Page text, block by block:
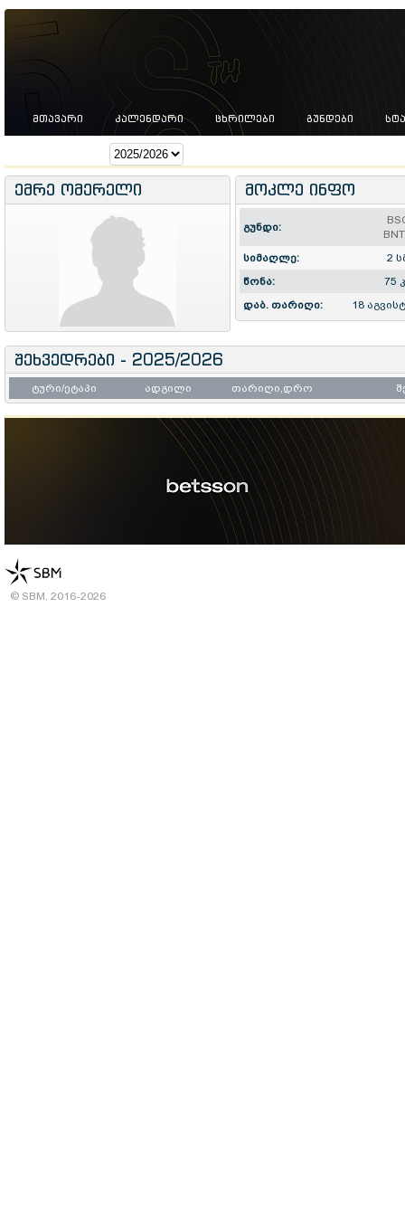
ᲛᲗᲐᲕᲐᲠᲘ ᲙᲐᲚᲔᲜᲓᲐᲠᲘ ᲪᲮᲠᲘᲚᲔᲑᲘ ᲒᲣᲜᲓᲔᲑᲘ
ემრე ომერელი მოკლე ინფო
გუნდი:
სიმაღლე:
2
წონა:
75
დაბ. თარიღი:
18
შეხვედრები - 2025/2026
ტური/ეტაპი ადგილი თარიღი,დრო
© SBM, 2016-2026